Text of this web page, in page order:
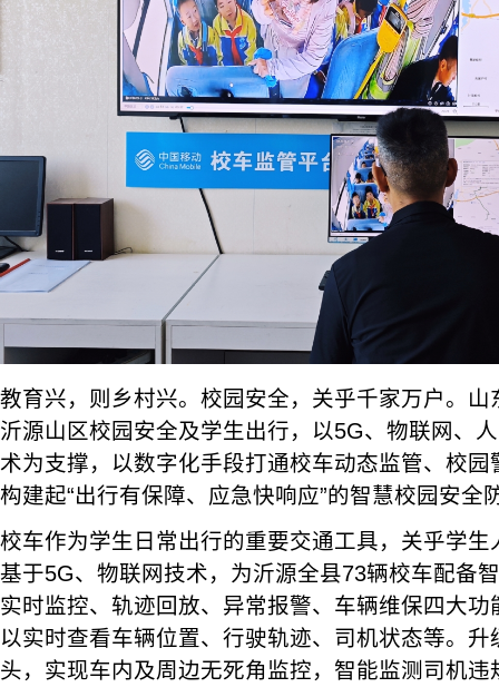
教育兴，则乡村兴。校园安全，关乎千家万户。
沂源山区校园安全及学生出行，以5G、物联网、
术为支撑，以数字化手段打通校车动态监管、校
构建起“出行有保障、应急快响应”的智慧校园安全
校车作为学生日常出行的重要交通工具，关乎学
基于5G、物联网技术，为沂源全县73辆校车配备
实时监控、轨迹回放、异常报警、车辆维保四大
以实时查看车辆位置、行驶轨迹、司机状态等。
头，实现车内及周边无死角监控，智能监测司机